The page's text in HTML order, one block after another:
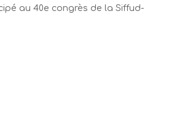
au 40e congrès de la Siffud-